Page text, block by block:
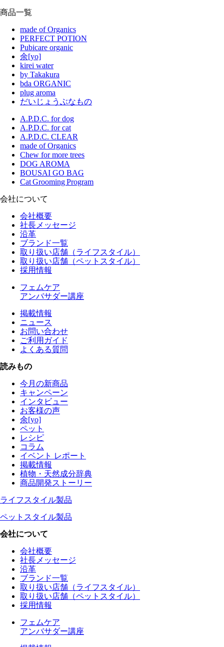
商品一覧
made of Organics
PERFECT POTION
Pubicare organic
余[yo]
kirei water
by Takakura
bda ORGANIC
plug aroma
だいじょうぶなもの
A.P.D.C. for dog
A.P.D.C. for cat
A.P.D.C. CLEAR
made of Organics
Chew for more trees
DOG AROMA
BOUSAI GO BAG
Cat Grooming Program
会社について
会社概要
社長メッセージ
沿革
ブランド一覧
取り扱い店舗（ライフスタイル）
取り扱い店舗（ペットスタイル）
採用情報
フェムケア
アンバサダー講座
掲載情報
ニュース
お問い合わせ
ご利用ガイド
よくある質問
読みもの
今月の新商品
キャンペーン
インタビュー
お客様の声
余[yo]
ペット
レシピ
コラム
イベント レポート
掲載情報
植物・天然成分辞典
商品開発ストーリー
ライフスタイル製品
ペットスタイル製品
会社について
会社概要
社長メッセージ
沿革
ブランド一覧
取り扱い店舗（ライフスタイル）
取り扱い店舗（ペットスタイル）
採用情報
フェムケア
アンバサダー講座